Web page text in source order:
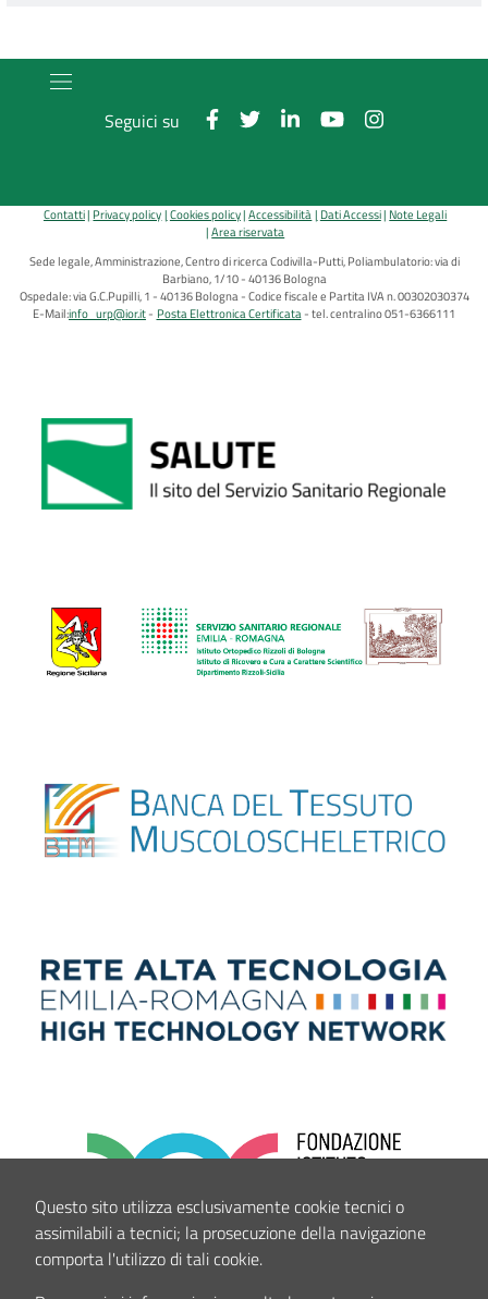
Seguici su
Contatti Privacy policy Cookies policy Accessibilità Dati Accessi Note Legali
Area riservata
Sede legale, Amministrazione, Centro di ricerca Codivilla-Putti, Poliambulatorio: via di
Barbiano, 1/10 - 40136 Bologna
Ospedale: via G.C.Pupilli, 1 - 40136 Bologna - Codice fiscale e Partita IVA n. 00302030374
E-Mail:info_urp@ior.it Posta Elettronica Certificata tel. centralino 051-6366111
Questo sito utilizza esclusivamente cookie tecnici o
assimilabili a tecnici; la prosecuzione della navigazione
comporta l'utilizzo di tali cookie.